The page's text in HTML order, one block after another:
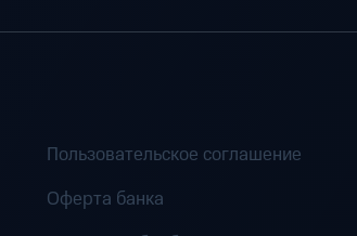
Пользовательское соглашение
Оферта банка